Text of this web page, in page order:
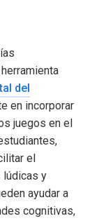
del
en incorporar
juegos en el
el
lúdicas y
ayudar a
cognitivas,